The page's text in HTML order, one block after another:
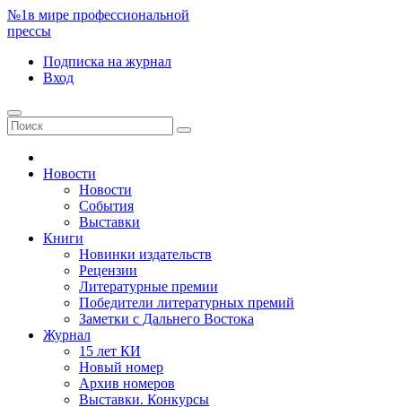
№1в мире профессиональной
прессы
Подписка на журнал
Вход
Новости
Новости
События
Выставки
Книги
Новинки издательств
Рецензии
Литературные премии
Победители литературных премий
Заметки с Дальнего Востока
Журнал
15 лет КИ
Новый номер
Архив номеров
Выставки. Конкурсы